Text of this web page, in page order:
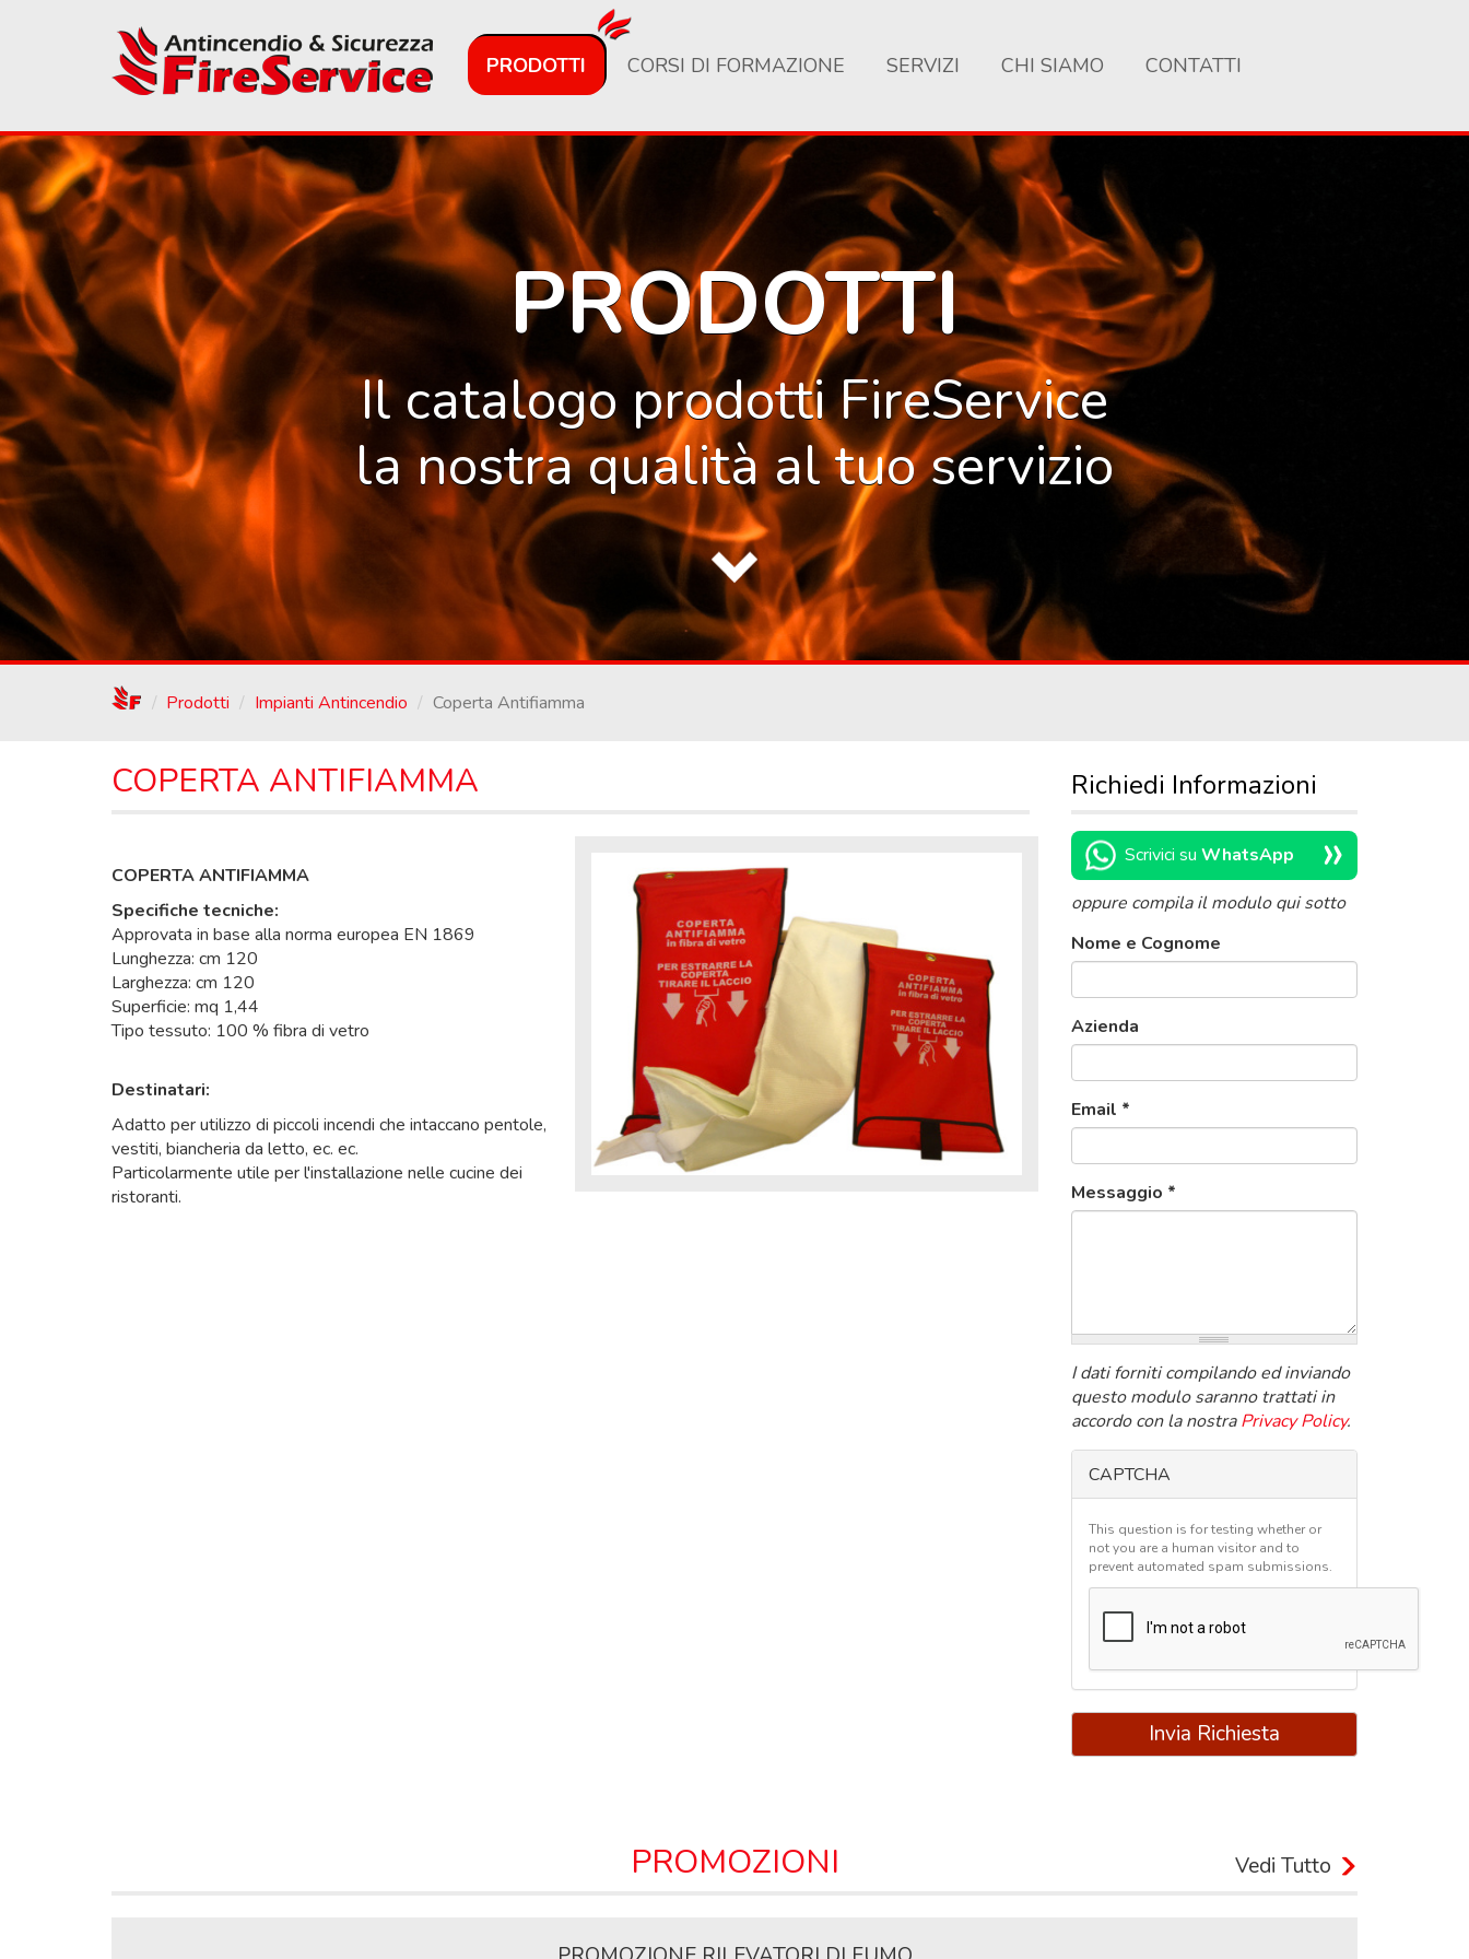
PRODOTTI CORSI DI FORMAZIONE SERVIZI CHI SIAMO CONTATTI
PRODOTTI
Il catalogo prodotti FireService
la nostra qualità al tuo servizio
/ Prodotti Impianti Antincendio Coperta Antifiamma
COPERTA ANTIFIAMMA
COPERTA ANTIFIAMMA
Specifiche tecniche:
Approvata in base alla norma europea EN 1869
Lunghezza: cm 120
Larghezza: cm 120
Superficie: mq 1,44
Tipo tessuto: 100 % fibra di vetro
Destinatari:
Adatto per utilizzo di piccoli incendi che intaccano pentole,
vestiti, biancheria da letto, ec. ec.
Particolarmente utile per l'installazione nelle cucine dei
ristoranti.
Richiedi Informazioni
Scrivici su WhatsApp »
oppure compila il modulo qui sotto
Nome e Cognome
Azienda
Email *
Messaggio *
I dati forniti compilando ed inviando
questo modulo saranno trattati in
accordo con la nostraPrivacy Policy.
CAPTCHA
This question is for testing whether or
not you are a human visitor and to
prevent automated spam submissions.
Invia Richiesta
PROMOZIONI Vedi Tutto